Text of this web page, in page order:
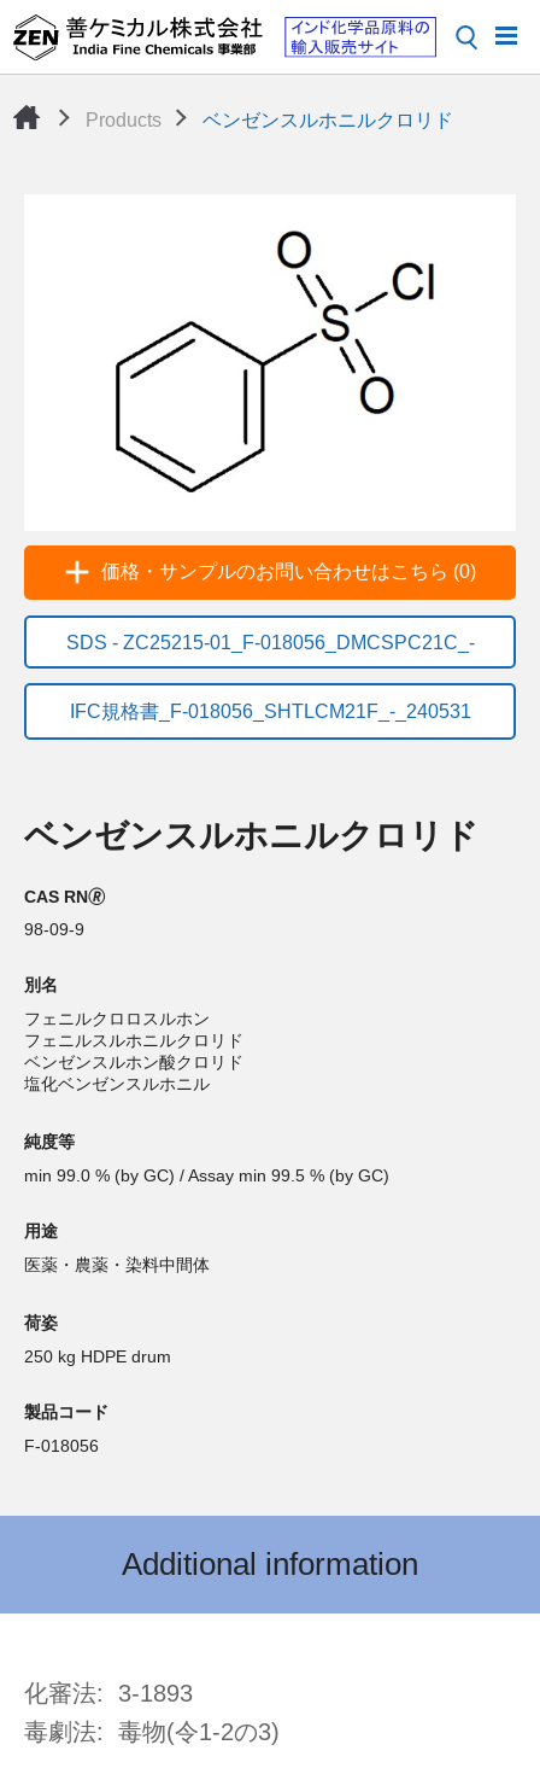
Products ベンゼンスルホニルクロリド
価格・サンプルのお問い合わせはこちら (0)
SDS - ZC25215-01_F-018056_DMCSPC21C_-
IFC規格書_F-018056_SHTLCM21F_-_240531
ベンゼンスルホニルクロリド
CAS RN🄬
98-09-9
別名
フェニルクロロスルホン
フェニルスルホニルクロリド
ベンゼンスルホン酸クロリド
塩化ベンゼンスルホニル
純度等
min 99.0 % (by GC) / Assay min 99.5 % (by GC)
用途
医薬・農薬・染料中間体
荷姿
250 kg HDPE drum
製品コード
F-018056
Additional information
化審法: 3-1893
毒劇法: 毒物(令1-2の3)